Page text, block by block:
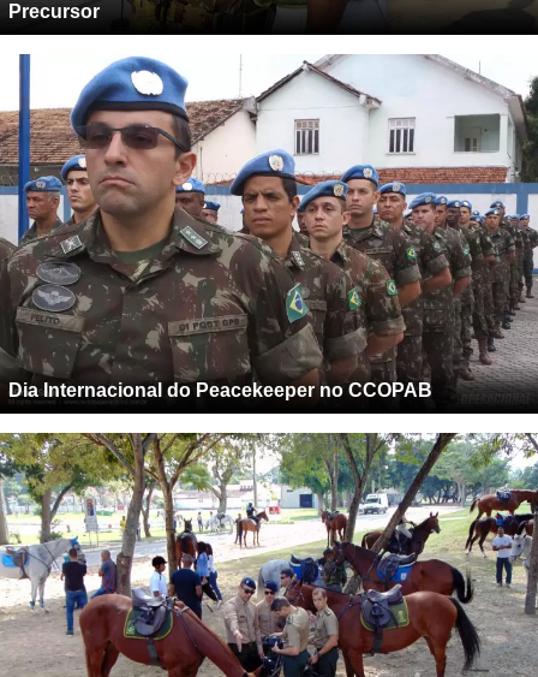
Precursor
Dia Internacional do Peacekeeper no CCOPAB